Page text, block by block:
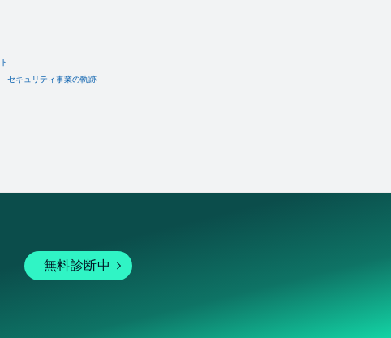
セキュリティ事業の軌跡
無料診断中